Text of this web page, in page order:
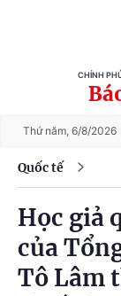
CHÍNH
Thứ năm, 6/8/2026
Quốc tế
Học giả
của
Tô Lâm